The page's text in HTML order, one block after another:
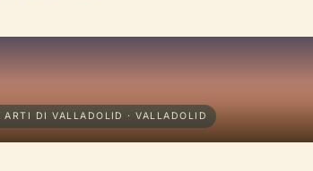
ARTI DI VALLADOLID · VALLADOLID